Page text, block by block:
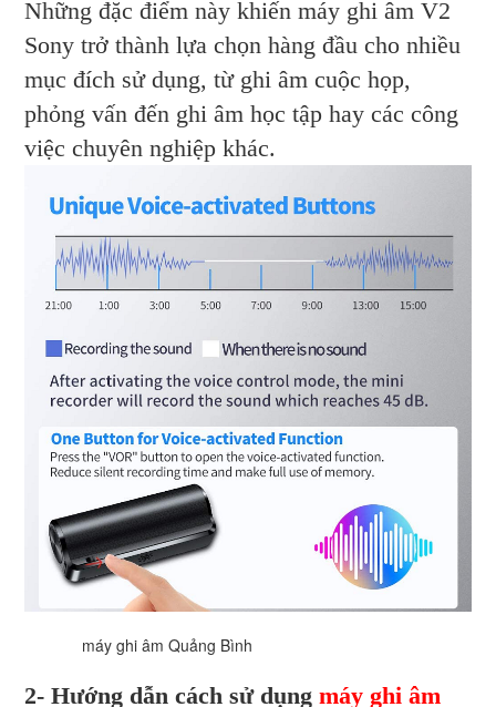
Những đặc điểm này khiến máy ghi âm V2
Sony trở thành lựa chọn hàng đầu cho nhiều
mục đích sử dụng, từ ghi âm cuộc họp,
phỏng vấn đến ghi âm học tập hay các công
việc chuyên nghiệp khác.
máy ghi âm Quảng Bình
2- Hướng dẫn cách sử dụng máy ghi âm